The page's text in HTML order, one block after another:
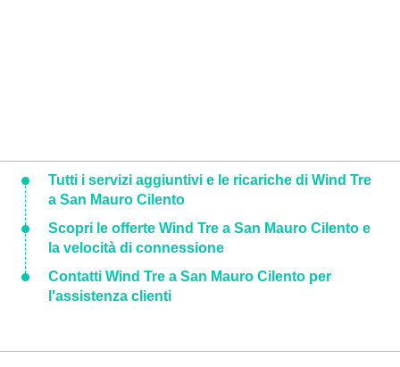
Tutti i servizi aggiuntivi e le ricariche di Wind Tre
a San Mauro Cilento
Scopri le offerte Wind Tre a San Mauro Cilento e
la velocità di connessione
Contatti Wind Tre a San Mauro Cilento per
l'assistenza clienti